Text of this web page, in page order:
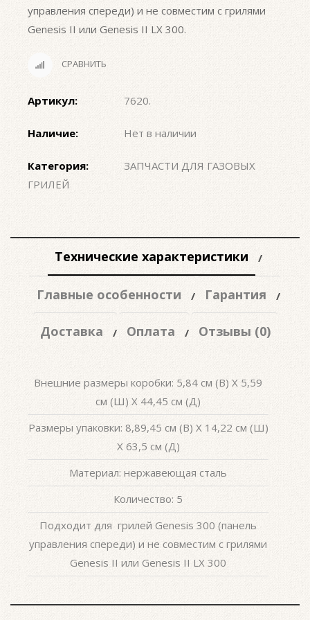
управления спереди) и не совместим с грилями
Genesis II или Genesis II LX 300.
СРАВНИТЬ
Артикул: 7620.
Наличие: Нет в наличии
Категория:
ЗАПЧАСТИ ДЛЯ ГАЗОВЫХ
ГРИЛЕЙ
Технические характеристики
Главные особенности Гарантия
Доставка Оплата Отзывы (0)
Внешние размеры коробки: 5,84 см (В) X 5,59
см (Ш) X 44,45 см (Д)
Размеры упаковки: 8,89,45 см (В) X 14,22 см (Ш)
X 63,5 см (Д)
Материал: нержавеющая сталь
Количество: 5
Подходит для грилей Genesis 300 (панель
управления спереди) и не совместим с грилями
Genesis II или Genesis II LX 300